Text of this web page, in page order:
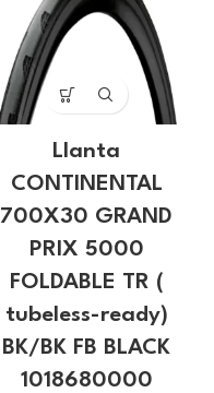
Llanta
CONTINENTAL
700X30 GRAND
PRIX 5000
FOLDABLE TR (
tubeless-ready)
BK/BK FB BLACK
1018680000